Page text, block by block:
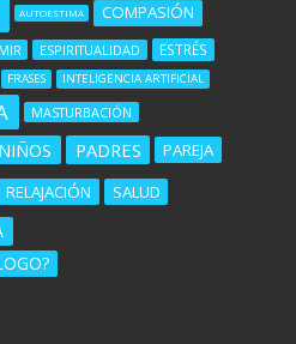
AUTOESTIMA COMPASIÓN
ESPIRITUALIDAD ESTRÉS
FRASES INTELIGENCIA ARTIFICIAL
MASTURBACIÓN
NIÑOS PADRES PAREJA
RELAJACIÓN SALUD